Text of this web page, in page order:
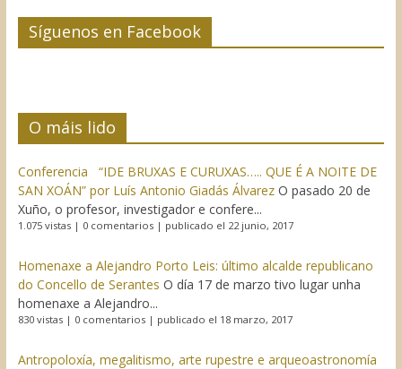
Síguenos en Facebook
O máis lido
Conferencia “IDE BRUXAS E CURUXAS….. QUE É A NOITE DE
SAN XOÁN” por Luís Antonio Giadás Álvarez O pasado 20 de
Xuño, o profesor, investigador e confere...
1.075 vistas| 0 comentarios| publicado el 22 junio, 2017
Homenaxe a Alejandro Porto Leis: último alcalde republicano
do Concello de Serantes O día 17 de marzo tivo lugar unha
homenaxe a Alejandro...
830 vistas| 0 comentarios| publicado el 18 marzo, 2017
Antropoloxía, megalitismo, arte rupestre e arqueoastronomía